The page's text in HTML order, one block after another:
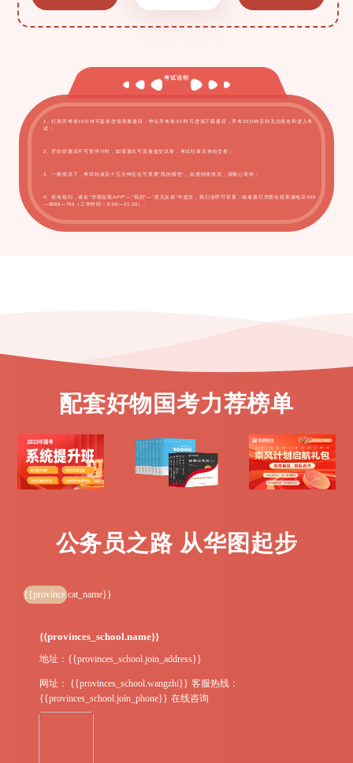
考试说明
1、行测开考前10分钟可提前进场查看题目，申论开考前3小时可进场下载题目，开考30分钟后则无法报名和进入考
试；
2、开始答题后不可暂停计时，如需退出可直接提交试卷，考试结束后自动交卷；
3、一般情况下，考试结束后十五分钟左右可查看“我的报告”。如遇特殊情况，请耐心等待；
4、若有疑问，请在“华图在线APP”—“我的”—“意见反馈”中提交，我们会即可答复；或者拨打华图在线客服电话400
—8989—766（工作时间：9:00—21:30）。